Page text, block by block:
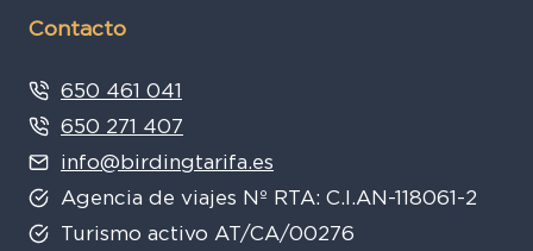
Contacto
650 461 041
650 271 407
info@birdingtarifa.es
Agencia de viajes Nº RTA: C.I.AN-118061-2
Turismo activo AT/CA/00276